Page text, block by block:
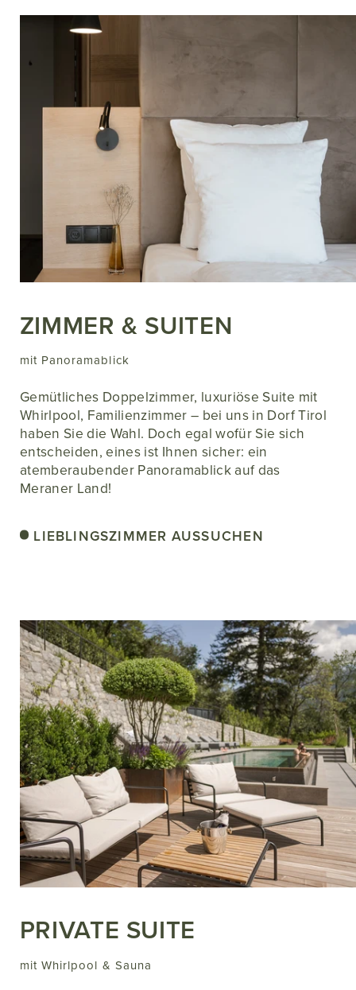
ZIMMER & SUITEN
mit Panoramablick
Gemütliches Doppelzimmer, luxuriöse Suite mit
Whirlpool, Familienzimmer – bei uns in Dorf Tirol
haben Sie die Wahl. Doch egal wofür Sie sich
entscheiden, eines ist Ihnen sicher: ein
atemberaubender Panoramablick auf das
Meraner Land!
LIEBLINGSZIMMER AUSSUCHEN
PRIVATE SUITE
mit Whirlpool & Sauna